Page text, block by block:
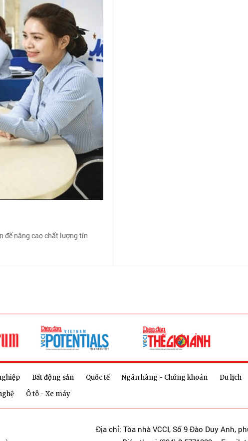
để nâng cao chất lượng tín
Bất động sản Quốc tế Ngân hàng - Chứng khoán Du lịch
Ô tô - Xe máy
Địa chỉ: Tòa nhà VCCI, Số 9 Đào Duy Anh,